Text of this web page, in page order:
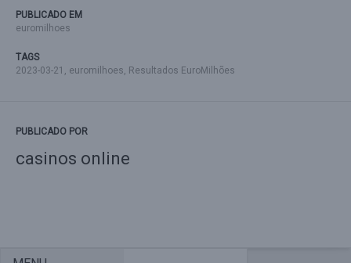
PUBLICADO EM
euromilhoes
TAGS
2023-03-21 , euromilhoes, Resultados EuroMilhões
PUBLICADO POR
casinos online